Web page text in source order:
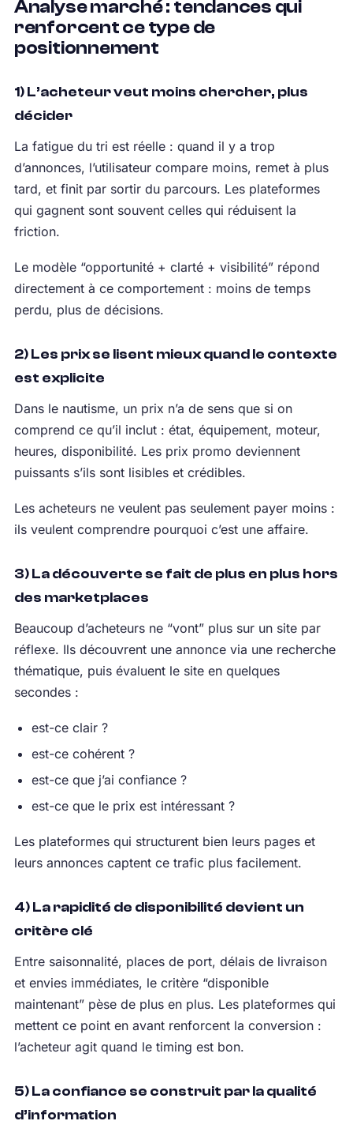
Analyse marché : tendances qui
renforcent ce type de
positionnement
1) L’acheteur veut moins chercher, plus
décider
La fatigue du tri est réelle : quand il y a trop
d’annonces, l’utilisateur compare moins, remet à plus
tard, et finit par sortir du parcours. Les plateformes
qui gagnent sont souvent celles qui réduisent la
friction.
Le modèle “opportunité + clarté + visibilité” répond
directement à ce comportement : moins de temps
perdu, plus de décisions.
2) Les prix se lisent mieux quand le contexte
est explicite
Dans le nautisme, un prix n’a de sens que si on
comprend ce qu’il inclut : état, équipement, moteur,
heures, disponibilité. Les prix promo deviennent
puissants s’ils sont lisibles et crédibles.
Les acheteurs ne veulent pas seulement payer moins :
ils veulent comprendre pourquoi c’est une affaire.
3) La découverte se fait de plus en plus hors
des marketplaces
Beaucoup d’acheteurs ne “vont” plus sur un site par
réflexe. Ils découvrent une annonce via une recherche
thématique, puis évaluent le site en quelques
secondes :
est-ce clair ?
est-ce cohérent ?
est-ce que j’ai confiance ?
est-ce que le prix est intéressant ?
Les plateformes qui structurent bien leurs pages et
leurs annonces captent ce trafic plus facilement.
4) La rapidité de disponibilité devient un
critère clé
Entre saisonnalité, places de port, délais de livraison
et envies immédiates, le critère “disponible
maintenant” pèse de plus en plus. Les plateformes qui
mettent ce point en avant renforcent la conversion :
l’acheteur agit quand le timing est bon.
5) La confiance se construit par la qualité
d’information